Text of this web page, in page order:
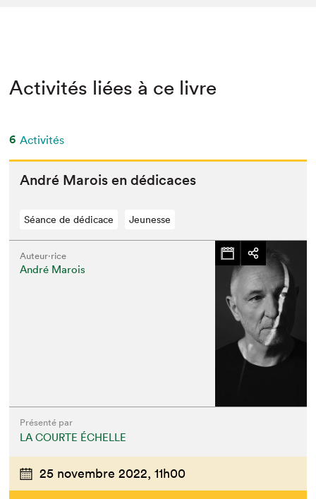
Activités liées à ce livre
6 Activités
André Marois en dédicaces
Séance de dédicace Jeunesse
Auteur·rice
André Marois
Présenté par
LA COURTE ÉCHELLE
25 novembre 2022, 11h00